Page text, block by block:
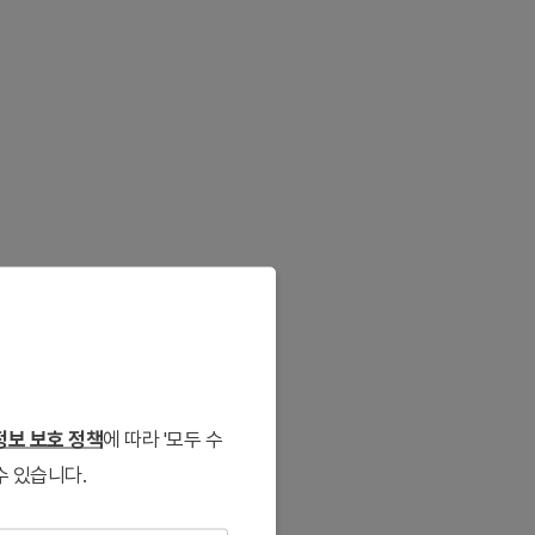
보 보호 정책에 따라 '모두 수
있습니다.